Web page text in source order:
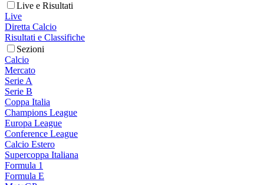
Live e Risultati
Live
Diretta Calcio
Risultati e Classifiche
Sezioni
Calcio
Mercato
Serie A
Serie B
Coppa Italia
Champions League
Europa League
Conference League
Calcio Estero
Supercoppa Italiana
Formula 1
Formula E